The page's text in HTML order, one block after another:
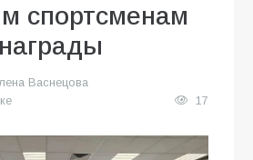
спортсменам
Васнецова
17